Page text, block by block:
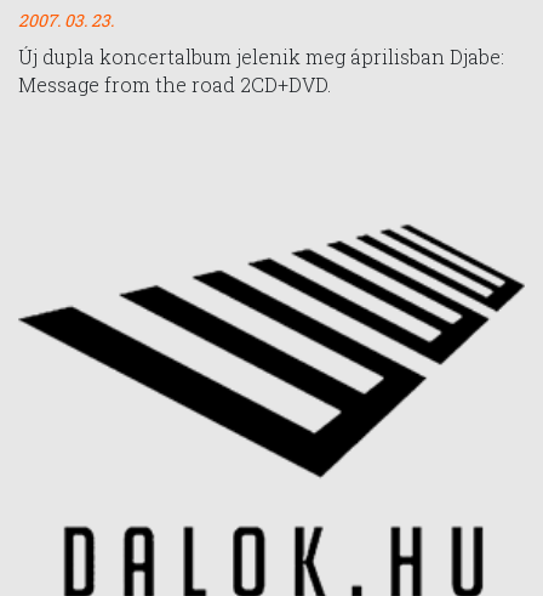
2007. 03. 23.
Új dupla koncertalbum jelenik meg áprilisban Djabe:
Message from the road 2CD+DVD.